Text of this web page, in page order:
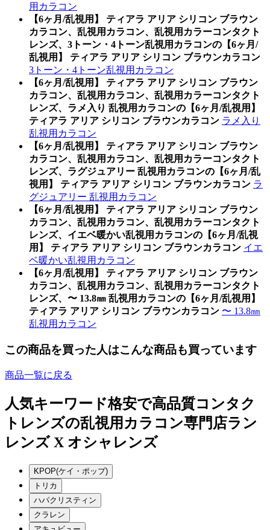
用カラコン
【6ヶ月/乱視用】 ティアラ アリア シリコン ブラウン
カラコン、乱視用カラコン、乱視用カラーコンタクト
レンズ、3トーン・4トーン乱視用カラコンの【6ヶ月/
乱視用】 ティアラ アリア シリコン ブラウンカラコン
3トーン・4トーン乱視用カラコン
【6ヶ月/乱視用】 ティアラ アリア シリコン ブラウン
カラコン、乱視用カラコン、乱視用カラーコンタクト
レンズ、ラメ入り 乱視用カラコンの【6ヶ月/乱視用】
ティアラ アリア シリコン ブラウンカラコン ラメ入り
乱視用カラコン
【6ヶ月/乱視用】 ティアラ アリア シリコン ブラウン
カラコン、乱視用カラコン、乱視用カラーコンタクト
レンズ、ラグジュアリー 乱視用カラコンの【6ヶ月/乱
視用】 ティアラ アリア シリコン ブラウンカラコン ラ
グジュアリー 乱視用カラコン
【6ヶ月/乱視用】 ティアラ アリア シリコン ブラウン
カラコン、乱視用カラコン、乱視用カラーコンタクト
レンズ、イエベ暖かい乱視用カラコンの【6ヶ月/乱視
用】 ティアラ アリア シリコン ブラウンカラコン イエ
ベ暖かい乱視用カラコン
【6ヶ月/乱視用】 ティアラ アリア シリコン ブラウン
カラコン、乱視用カラコン、乱視用カラーコンタクト
レンズ、〜 13.8㎜ 乱視用カラコンの【6ヶ月/乱視用】
ティアラ アリア シリコン ブラウンカラコン 〜 13.8㎜
乱視用カラコン
この商品を買った人はこんな商品も買っています
商品一覧に戻る
人気キーワード格安で高品質コンタク
トレンズの乱視用カラコン専門店ラン
レンズ X オシャレンズ